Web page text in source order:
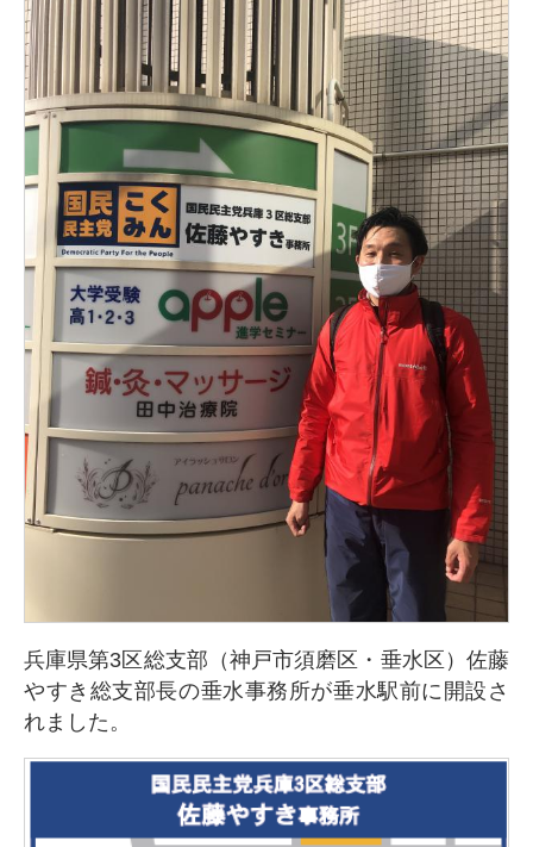
兵庫県第3区総支部（神戸市須磨区・垂水区）佐藤
やすき総支部長の垂水事務所が垂水駅前に開設さ
れました。